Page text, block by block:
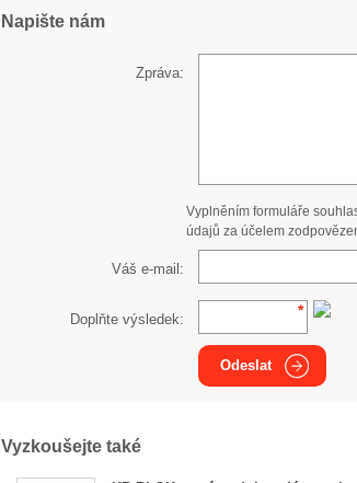
Napište nám
Zpráva:
Vyplněním formuláře
údajů za účelem
Váš e-mail:
Doplňte výsledek:
Odeslat
Vyzkoušejte také